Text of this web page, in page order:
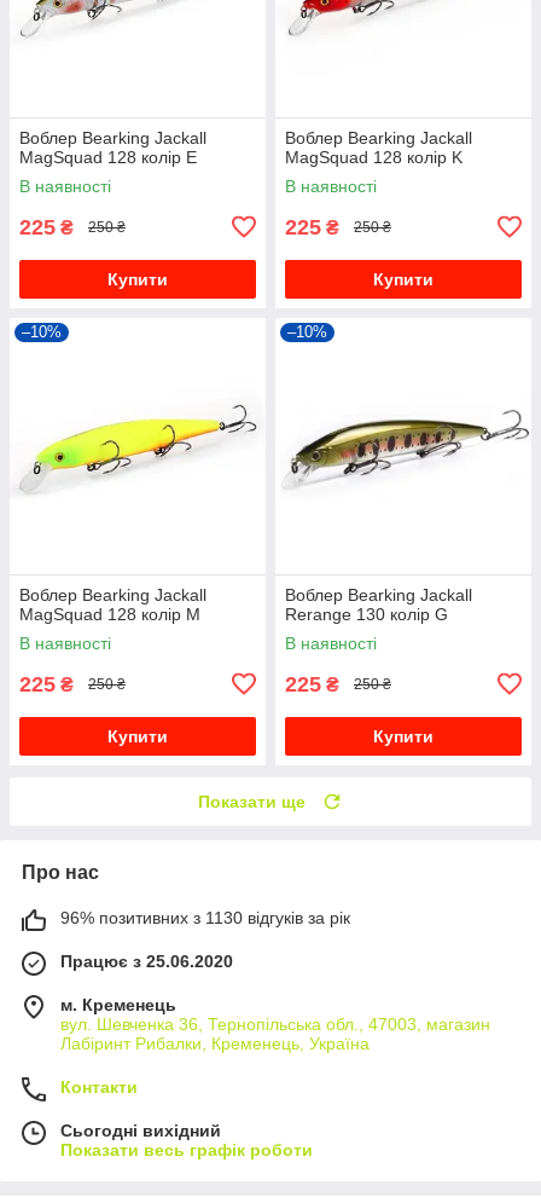
Воблер Bearking Jackall
MagSquad 128 колір E
В наявності
225 ₴ 250 ₴
Купити
Воблер Bearking Jackall
MagSquad 128 колір K
В наявності
225 ₴ 250 ₴
Купити
–10%
Воблер Bearking Jackall
MagSquad 128 колір M
В наявності
225 ₴ 250 ₴
Купити
–10%
Воблер Bearking Jackall
Rerange 130 колір G
В наявності
225 ₴ 250 ₴
Купити
Показати ще
Про нас
96% позитивних з 1130 відгуків за рік
Працює з 25.06.2020
м. Кременець
вул. Шевченка 36, Тернопільська обл., 47003, магазин
Лабіринт Рибалки, Кременець, Україна
Контакти
Сьогодні вихідний
Показати весь графік роботи